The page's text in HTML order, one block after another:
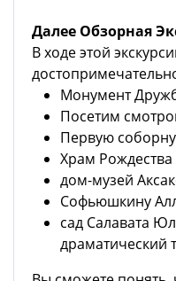
Далее Обзорная
В ходе этой
Монумент
Посетим
Первую
Храм
дом-музей
Софьюшкину
сад Салавата
драматический